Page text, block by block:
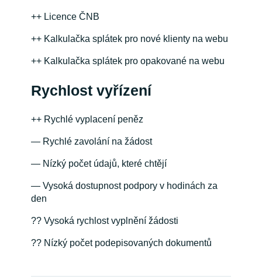
++ Licence ČNB
++ Kalkulačka splátek pro nové klienty na webu
++ Kalkulačka splátek pro opakované na webu
Rychlost vyřízení
++ Rychlé vyplacení peněz
— Rychlé zavolání na žádost
— Nízký počet údajů, které chtějí
— Vysoká dostupnost podpory v hodinách za
den
?? Vysoká rychlost vyplnění žádosti
?? Nízký počet podepisovaných dokumentů